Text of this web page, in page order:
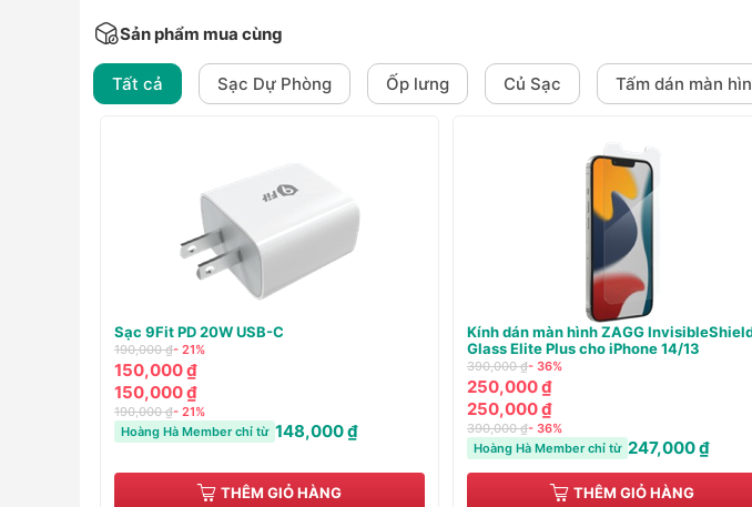
Sản phẩm mua cùng
Tất cả Sạc Dự Phòng Ốp lưng Củ Sạc Tấm dán màn
Pin sạc dự phòng Innostyle PowerMag Slim
15W (WIRELESS) PD/QC3.0 20W 10000m
1,150,000 ₫- 57%
490,000 ₫
490,000 ₫
1,150,000 ₫ - 57%
484,000 ₫
THÊM GIỎ HÀNG
Ốp lưng Dẻo Mipow Soft TPU trong suốt
case for iPhone 13/14
250,000 ₫- 60%
99,000 ₫
99,000 ₫
250,000 ₫- 60%
Hoàng Hà Member chỉ từ 98,000 ₫
THÊM GIỎ HÀNG